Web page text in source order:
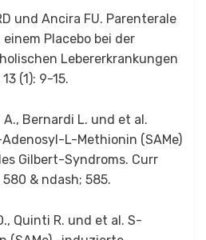
und Ancira FU. Parenterale
Placebo bei der
Lebererkrankungen
(1): 9-15.
A., Bernardi L. und et al.
L-Methionin (SAMe)
Gilbert-Syndroms. Curr
580 & ndash; 585.
Quinti R. und et al. S-